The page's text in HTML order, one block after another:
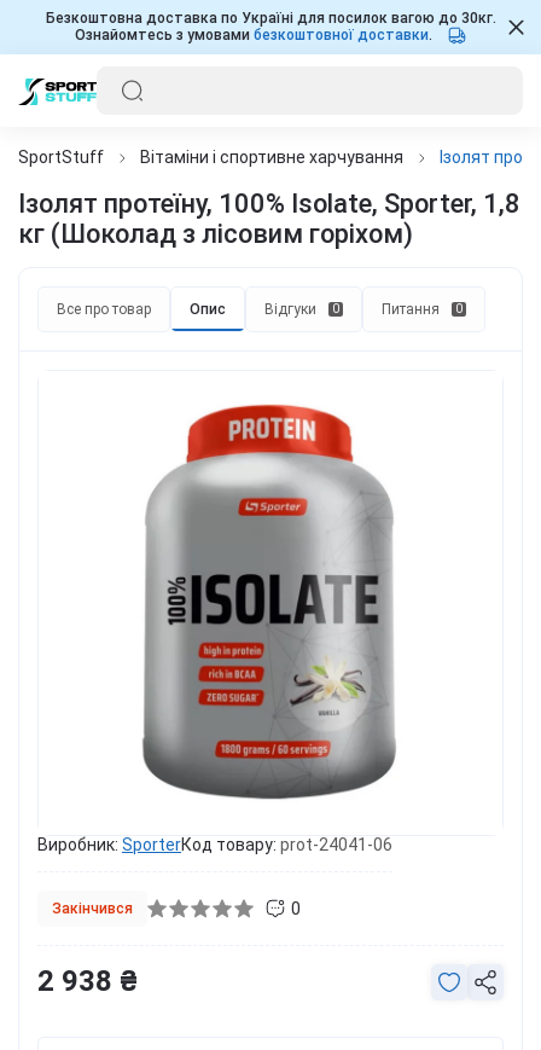
Безкоштовна доставка по Україні для посилок вагою до 30кг.
Ознайомтесь з умовами безкоштовної доставки.
SportStuff Вітаміни і спортивне харчування Ізолят
Ізолят протеїну, 100% Isolate, Sporter, 1,8
кг (Шоколад з лісовим горіхом)
Все про товар Опис Відгуки 0 Питання 0
Виробник: SporterКод товару: prot-24041-06
Закінчився 0
2 938 ₴